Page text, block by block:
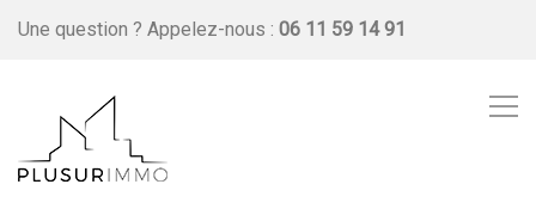
Une question ? Appelez-nous : 06 11 59 14 91